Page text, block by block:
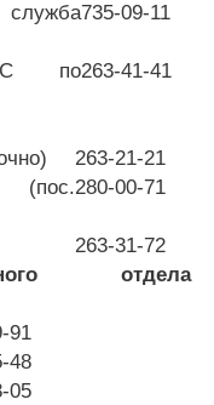
735-09-11
по263-41-41
263-21-21
280-00-71
263-31-72
отдела
91
48
05